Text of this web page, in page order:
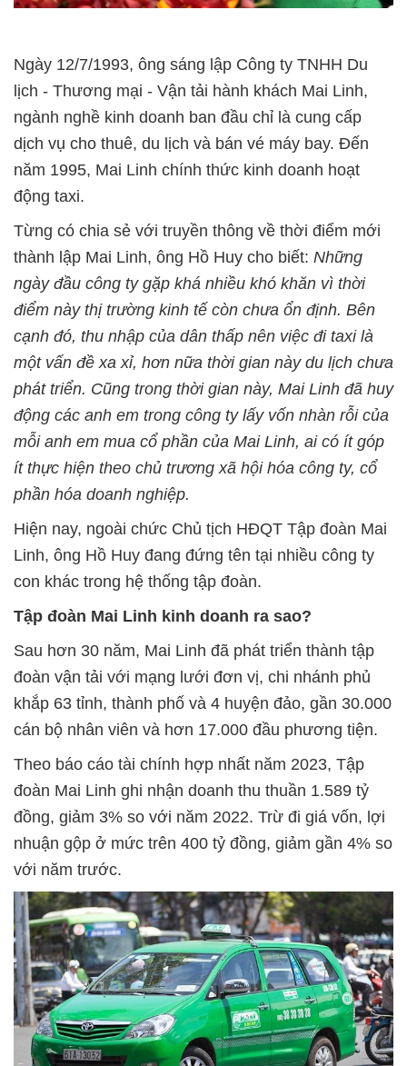
Ngày 12/7/1993, ông sáng lập Công ty TNHH Du
lịch - Thương mại - Vận tải hành khách Mai Linh,
ngành nghề kinh doanh ban đầu chỉ là cung cấp
dịch vụ cho thuê, du lịch và bán vé máy bay. Đến
năm 1995, Mai Linh chính thức kinh doanh hoạt
động taxi.
Từng có chia sẻ với truyền thông về thời điểm mới
thành lập Mai Linh, ông Hồ Huy cho biết: Những
ngày đầu công ty gặp khá nhiều khó khăn vì thời
điểm này thị trường kinh tế còn chưa ổn định. Bên
cạnh đó, thu nhập của dân thấp nên việc đi taxi là
một vấn đề xa xỉ, hơn nữa thời gian này du lịch chưa
phát triển. Cũng trong thời gian này, Mai Linh đã huy
động các anh em trong công ty lấy vốn nhàn rỗi của
mỗi anh em mua cổ phần của Mai Linh, ai có ít góp
ít thực hiện theo chủ trương xã hội hóa công ty, cổ
phần hóa doanh nghiệp.
Hiện nay, ngoài chức Chủ tịch HĐQT Tập đoàn Mai
Linh, ông Hồ Huy đang đứng tên tại nhiều công ty
con khác trong hệ thống tập đoàn.
Tập đoàn Mai Linh kinh doanh ra sao?
Sau hơn 30 năm, Mai Linh đã phát triển thành tập
đoàn vận tải với mạng lưới đơn vị, chi nhánh phủ
khắp 63 tỉnh, thành phố và 4 huyện đảo, gần 30.000
cán bộ nhân viên và hơn 17.000 đầu phương tiện.
Theo báo cáo tài chính hợp nhất năm 2023, Tập
đoàn Mai Linh ghi nhận doanh thu thuần 1.589 tỷ
đồng, giảm 3% so với năm 2022. Trừ đi giá vốn, lợi
nhuận gộp ở mức trên 400 tỷ đồng, giảm gần 4% so
với năm trước.